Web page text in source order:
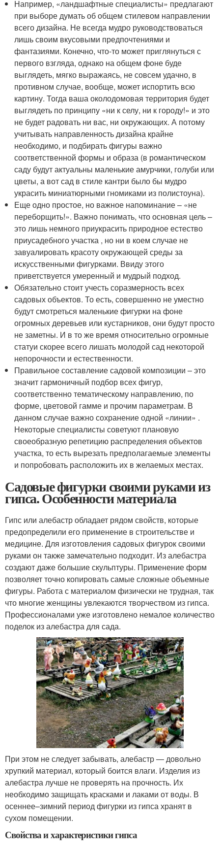
Например, «ландшафтные специалисты» предлагают
при выборе думать об общем стилевом направлении
всего дизайна. Не всегда мудро руководствоваться
лишь своим вкусовыми предпочтениями и
фантазиями. Конечно, что-то может приглянуться с
первого взгляда, однако на общем фоне буде
выглядеть, мягко выражаясь, не совсем удачно, в
противном случае, вообще, может испортить всю
картину. Тогда ваша околодомовая территория будет
выглядеть по принципу «ни к селу, ни к городу!» и это
не будет радовать ни вас, ни окружающих. А потому
учитывать направленность дизайна крайне
необходимо, и подбирать фигуры важно
соответственной формы и образа (в романтическом
саду будут актуальны маленькие амурчики, голуби или
цветы, а вот сад в стиле кантри было бы мудро
украсить миниатюрными гномиками из полистоуна).
Еще одно простое, но важное напоминание – «не
переборщить!». Важно понимать, что основная цель –
это лишь немного приукрасить природное естество
приусадебного участка , но ни в коем случае не
завуалировать красоту окружающей среды за
искусственными фигурками. Ввиду этого
приветствуется умеренный и мудрый подход.
Обязательно стоит учесть соразмерность всех
садовых объектов. То есть, совершенно не уместно
будут смотреться маленькие фигурки на фоне
огромных деревьев или кустарников, они будут просто
не заметны. И в то же время относительно огромные
статуи скорее всего лишать молодой сад некоторой
непорочности и естественности.
Правильное составление садовой композиции – это
значит гармоничный подбор всех фигур,
соответственно тематическому направлению, по
форме, цветовой гамме и прочим параметрам. В
данном случае важно сохранение одной «линии» .
Некоторые специалисты советуют плановую
своеобразную репетицию распределения объектов
участка, то есть вырезать предполагаемые элементы
и попробовать расположить их в желаемых местах.
Садовые фигурки своими руками из
гипса. Особенности материала
Гипс или алебастр обладает рядом свойств, которые
предопределили его применение в строительстве и
медицине. Для изготовления садовых фигурок своими
руками он также замечательно подходит. Из алебастра
создают даже большие скульптуры. Применение форм
позволяет точно копировать самые сложные объемные
фигуры. Работа с материалом физически не трудная, так
что многие женщины увлекаются творчеством из гипса.
Профессионалами уже изготовлено немалое количество
поделок из алебастра для сада.
При этом не следует забывать, алебастр — довольно
хрупкий материал, который боится влаги. Изделия из
алебастра лучше не проверять на прочность. Их
необходимо защищать красками и лаками от воды. В
осеннее–зимний период фигурки из гипса хранят в
сухом помещении.
Свойства и характеристики гипса